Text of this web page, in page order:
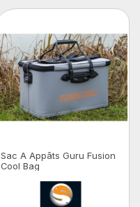
Sac A Appâts Guru Fusion
Cool Bag